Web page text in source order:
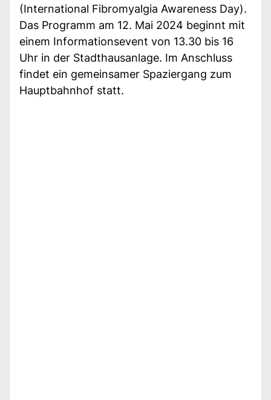
(International Fibromyalgia Awareness Day).
Das Programm am 12. Mai 2024 beginnt mit
einem Informationsevent von 13.30 bis 16
Uhr in der Stadthausanlage. Im Anschluss
findet ein gemeinsamer Spaziergang zum
Hauptbahnhof statt.